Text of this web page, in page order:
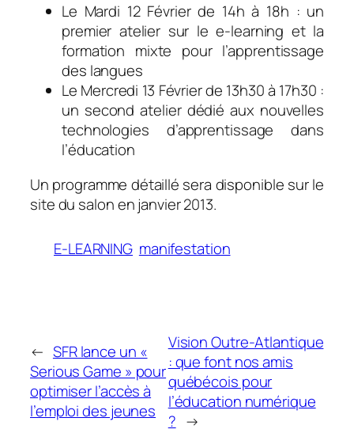
Le Mardi 12 Février de 14h à 18h : un
premier atelier sur le e-learning et la
formation mixte pour l’apprentissage
des langues
Le Mercredi 13 Février de 13h30 à 17h30 :
un second atelier dédié aux nouvelles
technologies d’apprentissage dans
l’éducation
Un programme détaillé sera disponible sur le
site du salon en janvier 2013.
E-LEARNING manifestation
← SFR lance un «
Serious Game » pour
optimiser l’accès à
l’emploi des jeunes
Vision Outre-Atlantique
: que font nos amis
québécois pour
l’éducation numérique
? →